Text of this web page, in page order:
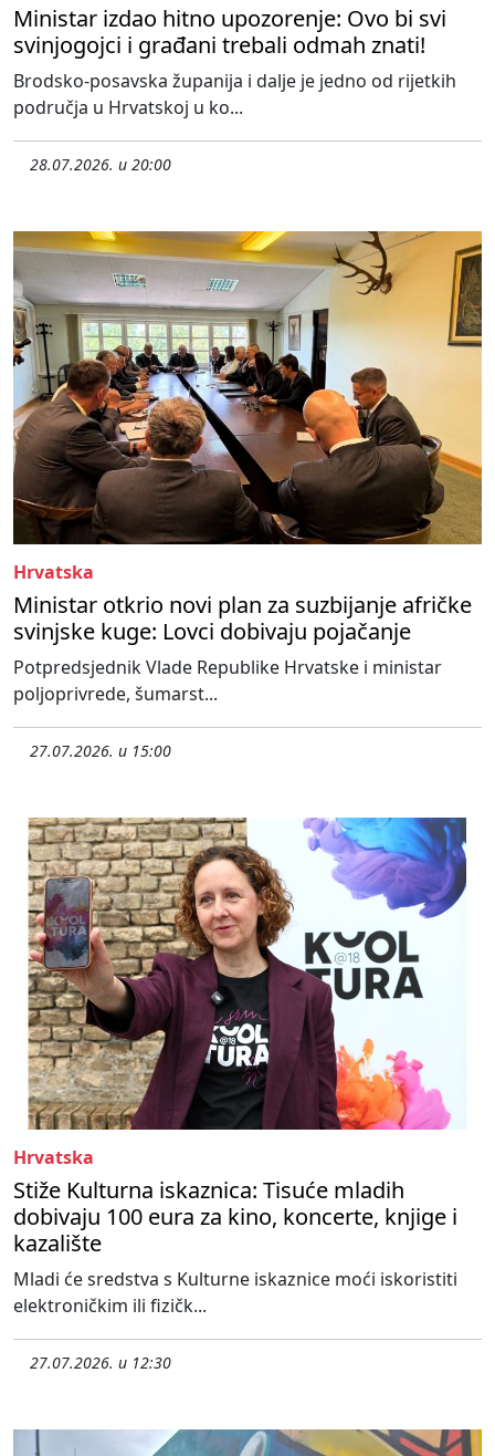
Ministar izdao hitno upozorenje: Ovo bi svi
svinjogojci i građani trebali odmah znati!
Brodsko-posavska županija i dalje je jedno od rijetkih
područja u Hrvatskoj u ko...
28.07.2026. u 20:00
Hrvatska
Ministar otkrio novi plan za suzbijanje afričke
svinjske kuge: Lovci dobivaju pojačanje
Potpredsjednik Vlade Republike Hrvatske i ministar
poljoprivrede, šumarst...
27.07.2026. u 15:00
Hrvatska
Stiže Kulturna iskaznica: Tisuće mladih
dobivaju 100 eura za kino, koncerte, knjige i
kazalište
Mladi će sredstva s Kulturne iskaznice moći iskoristiti
elektroničkim ili fizičk...
27.07.2026. u 12:30